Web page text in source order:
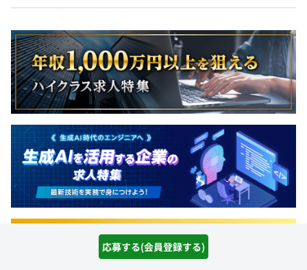
応募する(会員登録する)